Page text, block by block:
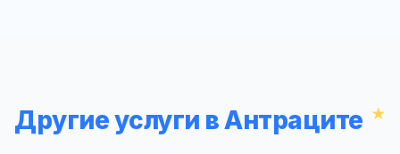
Другие услуги в Антраците